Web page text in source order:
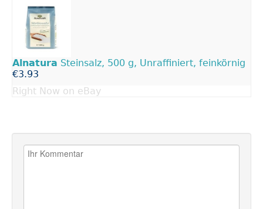
Alnatura Steinsalz, 500 g, Unraffiniert, feinkörnig
€3.93
Right Now on eBay